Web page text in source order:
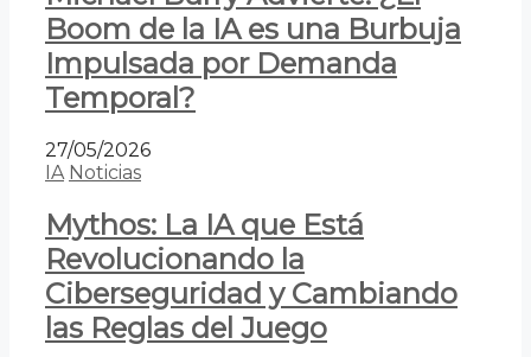
Boom de la IA es una Burbuja
Impulsada por Demanda
Temporal?
27/05/2026
IA Noticias
Mythos: La IA que Está
Revolucionando la
Ciberseguridad y Cambiando
las Reglas del Juego